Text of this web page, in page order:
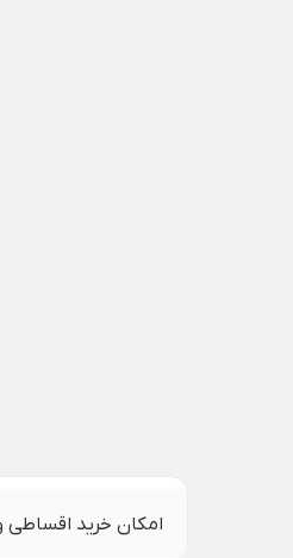
امکان خرید اقساطی